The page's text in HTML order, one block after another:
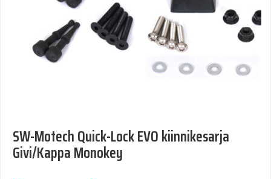
SW-Motech Quick-Lock EVO kiinnikesarja
Givi/Kappa Monokey